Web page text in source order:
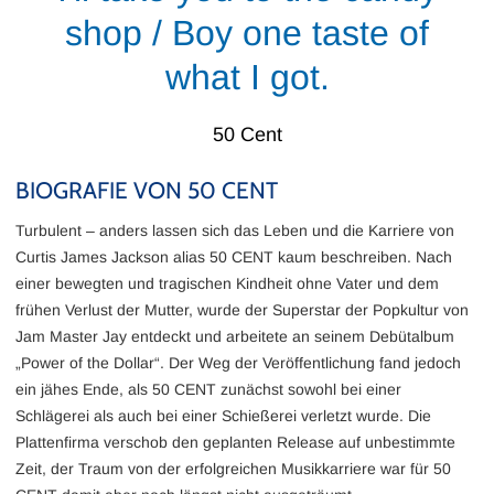
shop / Boy one taste of
what I got.
50 Cent
BIOGRAFIE VON 50 CENT
Turbulent – anders lassen sich das Leben und die Karriere von
Curtis James Jackson alias 50 CENT kaum beschreiben. Nach
einer bewegten und tragischen Kindheit ohne Vater und dem
frühen Verlust der Mutter, wurde der Superstar der Popkultur von
Jam Master Jay entdeckt und arbeitete an seinem Debütalbum
„Power of the Dollar“. Der Weg der Veröffentlichung fand jedoch
ein jähes Ende, als 50 CENT zunächst sowohl bei einer
Schlägerei als auch bei einer Schießerei verletzt wurde. Die
Plattenfirma verschob den geplanten Release auf unbestimmte
Zeit, der Traum von der erfolgreichen Musikkarriere war für 50